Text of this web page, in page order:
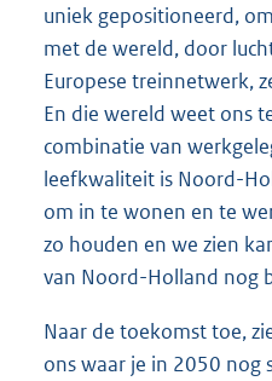
uniek gepositioneerd,
met de wereld, door
Europese treinnetwerk,
En die wereld weet ons
combinatie van
leefkwaliteit is Noord-
om in te wonen en te
zo houden en we zien
van Noord-Holland nog
Naar de toekomst toe,
ons waar je in 2050 nog